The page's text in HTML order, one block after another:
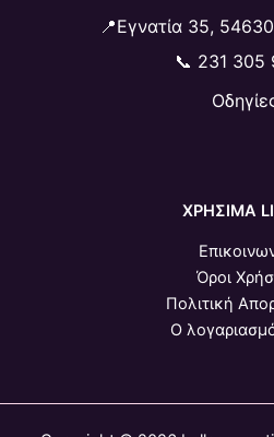
📍Εγνατία 35,
📞 231 305
ΧΡΗΣΙΜΑ
Όροι
Πολιτική
Ο